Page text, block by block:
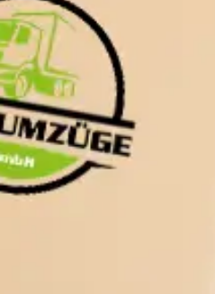
AGB
Nutzungsbedingungen